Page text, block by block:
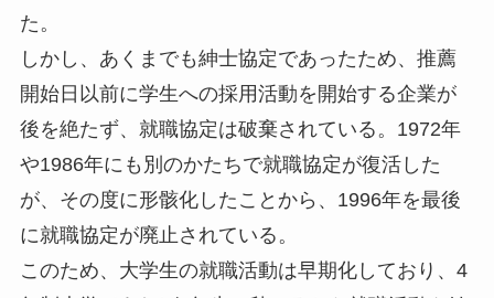
た。
しかし、あくまでも紳士協定であったため、推薦
開始日以前に学生への採用活動を開始する企業が
後を絶たず、就職協定は破棄されている。1972年
や1986年にも別のかたちで就職協定が復活した
が、その度に形骸化したことから、1996年を最後
に就職協定が廃止されている。
このため、大学生の就職活動は早期化しており、4